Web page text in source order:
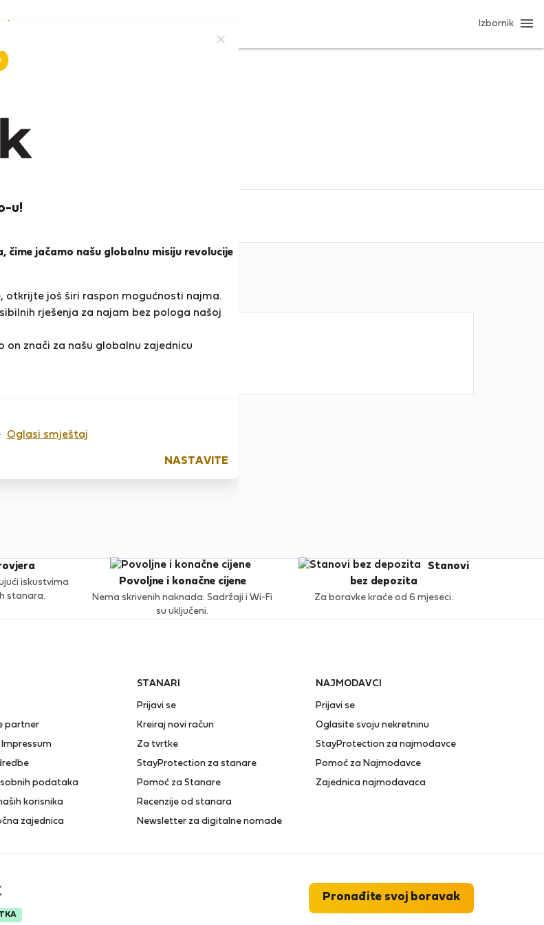
u!
jačamo našu globalnu misiju revolucije
otkrijte još širi raspon mogućnosti najma.
rješenja za najam bez pologa našoj
on znači za našu globalnu zajednicu
Oglasi smještaj
NASTAVITE
Izbornik
iskustvima
stanara.
Povoljne i konačne cijene
Nema skrivenih naknada. Sadržaji i Wi-Fi
su uključeni.
Stanovi
bez depozita
Za boravke kraće od 6 mjeseci.
partner
podataka
korisnika
zajednica
STANARI
Prijavi se
Kreiraj novi račun
Za tvrtke
StayProtection za stanare
Pomoć za Stanare
Recenzije od stanara
Newsletter za digitalne nomade
NAJMODAVCI
Prijavi se
Oglasite svoju nekretninu
StayProtection za najmodavce
Pomoć za Najmodavce
Zajednica najmodavaca
Pronađite svoj boravak